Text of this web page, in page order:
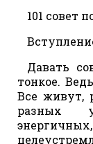
101 совет
Давать
тонкое.
Все живут,
разных